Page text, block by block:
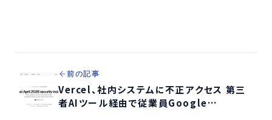
前の記事
Vercel、社内システムに不正アクセス 第三
者AIツール経由で従業員Google